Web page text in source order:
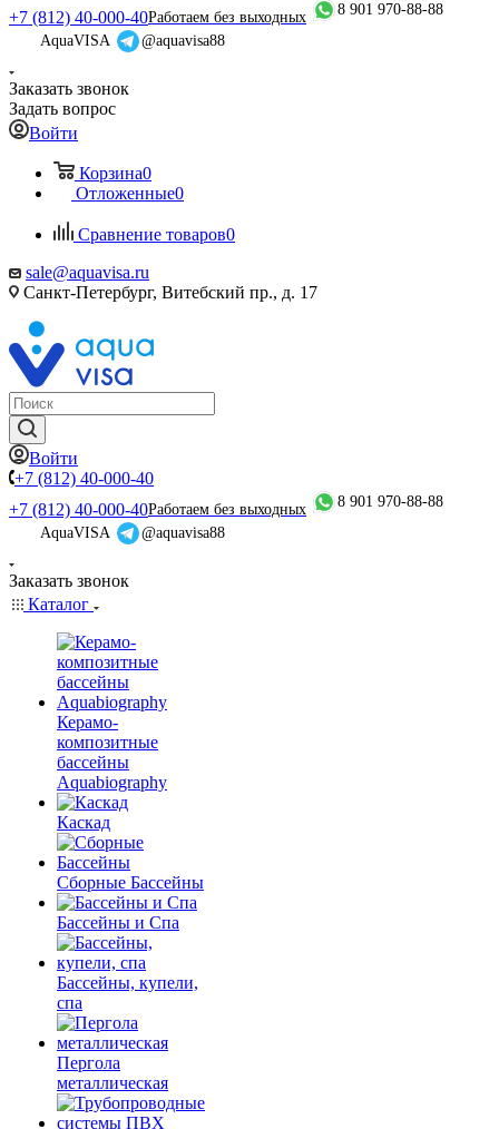
+7 (812) 40-000-40Работаем без выходных
8 901 970-88-88
AquaVISA
@aquavisa88
Заказать звонок
Задать вопрос
Войти
Корзина0
Отложенные0
Сравнение товаров0
sale@aquavisa.ru
Санкт-Петербург, Витебский пр., д. 17
Войти
+7 (812) 40-000-40
+7 (812) 40-000-40Работаем без выходных
8 901 970-88-88
AquaVISA
@aquavisa88
Заказать звонок
Каталог
Керамо-
композитные
бассейны
Aquabiography
Каскад
Сборные Бассейны
Бассейны и Спа
Бассейны, купели,
спа
Пергола
металлическая